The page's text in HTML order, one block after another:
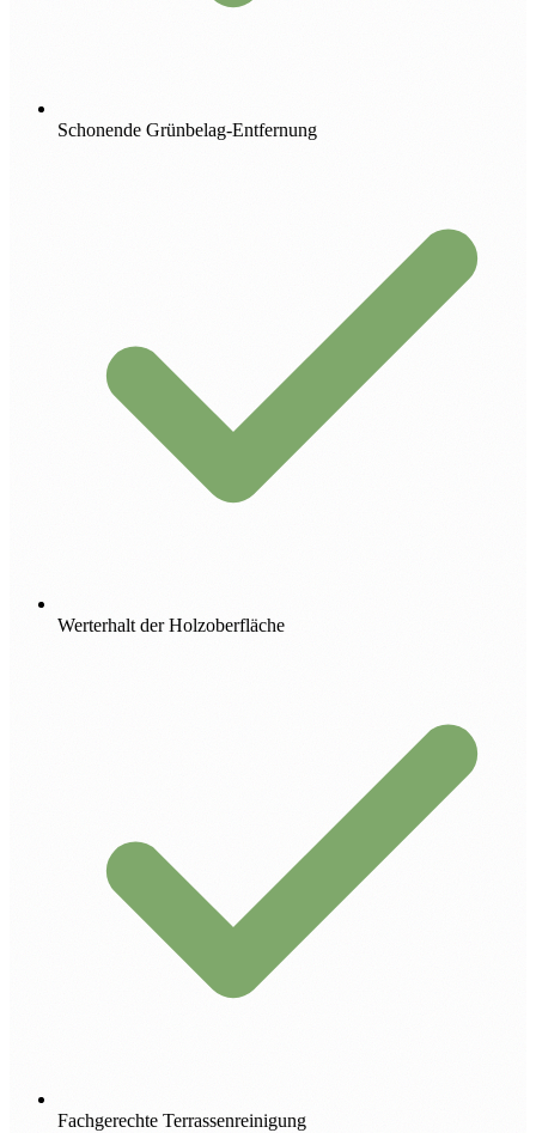
Schonende Grünbelag-Entfernung
Werterhalt der Holzoberfläche
Fachgerechte Terrassenreinigung